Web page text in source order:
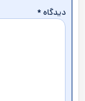
دیدگاه*